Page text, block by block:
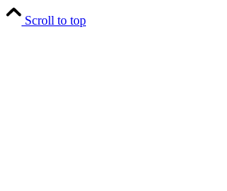
Scroll to top